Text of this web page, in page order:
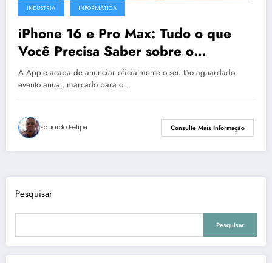
INDÚSTRIA INFORMÁTICA
iPhone 16 e Pro Max: Tudo o que
Você Precisa Saber sobre o
Lançamento da Apple em 2024
A Apple acaba de anunciar oficialmente o seu tão aguardado
evento anual, marcado para o…
Eduardo Felipe Consulte Mais Informação
Pesquisar
Pesquisar